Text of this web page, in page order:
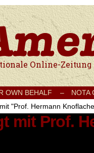
Onlinezeitung für Frieden,
OWN BEHALF –
NOTA
"Prof. Hermann
mit Prof.